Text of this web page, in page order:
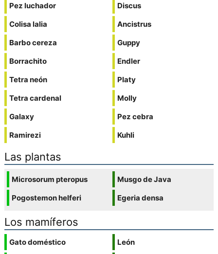
Pez luchador
Colisa lalia
Barbo cereza
Borrachito
Tetra neón
Tetra cardenal
Galaxy
Ramirezi
Discus
Ancistrus
Guppy
Endler
Platy
Molly
Pez cebra
Kuhli
Las plantas
Microsorum pteropus
Pogostemon helferi
Musgo de Java
Egeria densa
Los mamíferos
Gato doméstico
León